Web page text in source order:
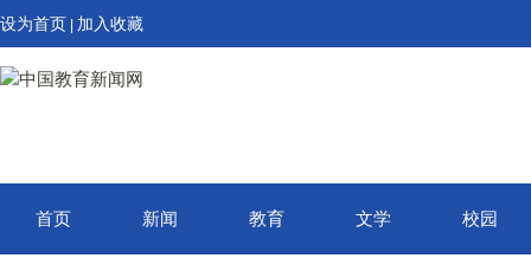
设为首页 加入收藏
首页 新闻 教育 文学 校园